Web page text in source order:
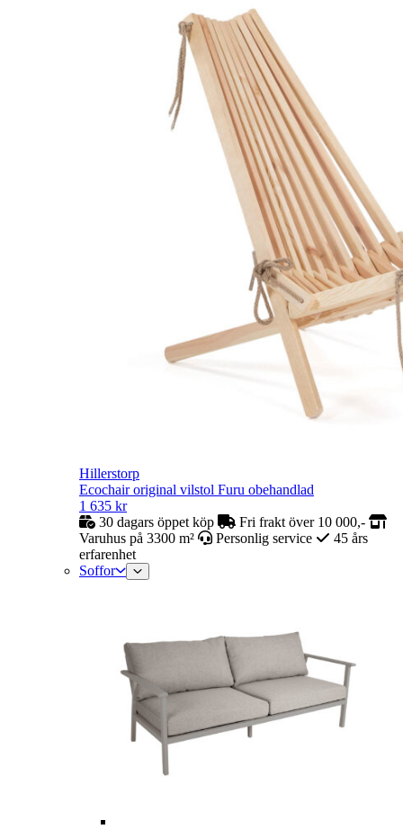
Hillerstorp
Ecochair original vilstol Furu obehandlad
1 635 kr
30 dagars öppet köp
Fri frakt över 10 000,-
Varuhus på 3300 m²
Personlig service
45 års
erfarenhet
Soffor